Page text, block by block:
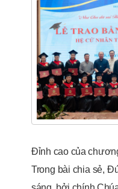
Đỉnh cao của
Trong bài chia sẻ,